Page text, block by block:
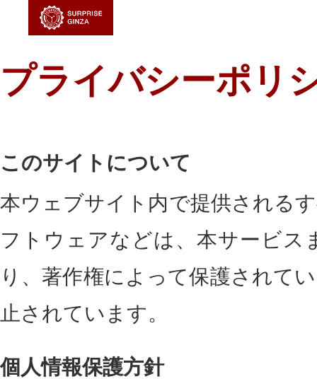
プライバシーポリ
このサイトについて
本ウェブサイト内で提供される
フトウェアなどは、本サービス
り、著作権によって保護されて
止されています。
個人情報保護方針